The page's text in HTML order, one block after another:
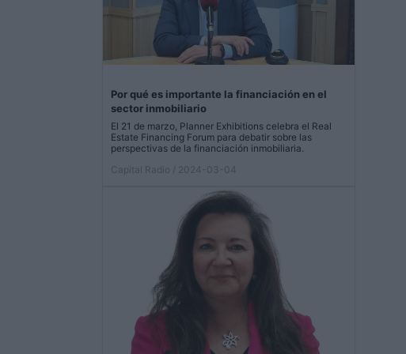
Por qué es importante la financiación en el
sector inmobiliario
El 21 de marzo, Planner Exhibitions celebra el Real
Estate Financing Forum para debatir sobre las
perspectivas de la financiación inmobiliaria.
Capital Radio
/ 2024-03-04